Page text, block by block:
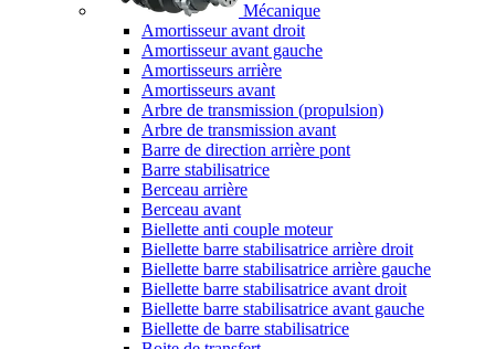
Mécanique
Amortisseur avant droit
Amortisseur avant gauche
Amortisseurs arrière
Amortisseurs avant
Arbre de transmission (propulsion)
Arbre de transmission avant
Barre de direction arrière pont
Barre stabilisatrice
Berceau arrière
Berceau avant
Biellette anti couple moteur
Biellette barre stabilisatrice arrière droit
Biellette barre stabilisatrice arrière gauche
Biellette barre stabilisatrice avant droit
Biellette barre stabilisatrice avant gauche
Biellette de barre stabilisatrice